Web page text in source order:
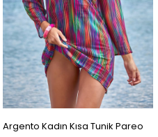
Argento Kadın Kısa Tunik Pareo